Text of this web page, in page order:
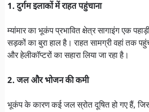
1. दुर्गम इलाकों में राहत पहुंचाना
म्यांमार का भूकंप प्रभावित क्षेत्र सागाइंग एक
सड़कों का बुरा हाल है। राहत सामग्री वहां तक
और हेलीकॉप्टरों का सहारा लिया जा रहा है।
2. जल और भोजन की कमी
भूकंप के कारण कई जल स्रोत दूषित हो गए हैं,